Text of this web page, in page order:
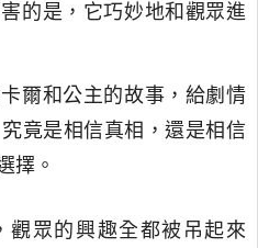
的是，它巧妙地和觀眾進
爾和公主的故事，給劇情
竟是相信真相，還是相信
擇。
觀眾的興趣全都被吊起來